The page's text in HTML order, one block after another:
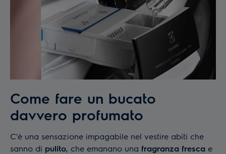
Come fare un bucato
davvero profumato
C'è una sensazione impagabile nel vestire abiti che
sanno di pulito, che emanano una fragranza fresca e